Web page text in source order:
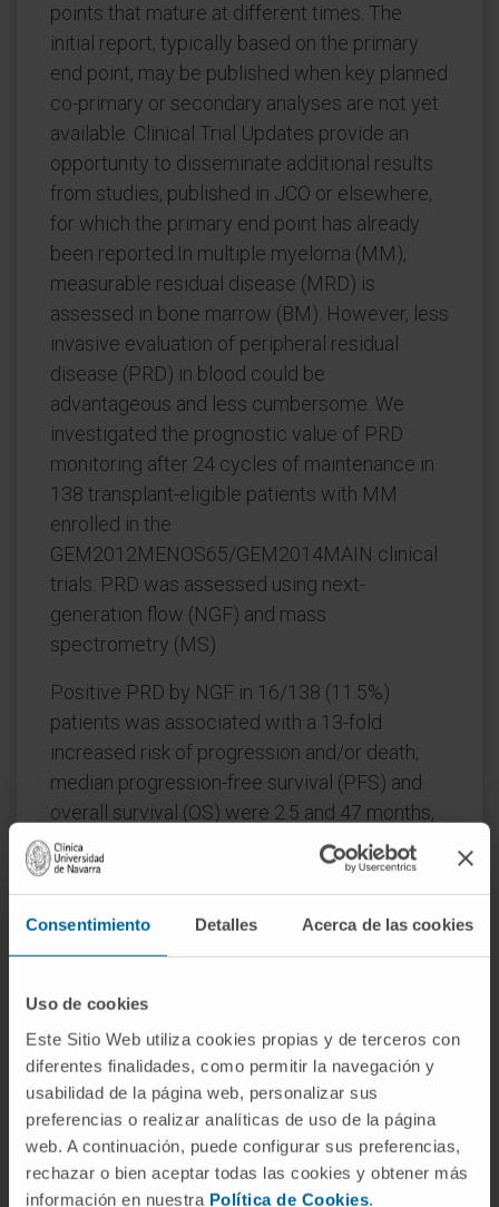
Consentimiento Detalles Acerca de las cookies
Uso de cookies
Este Sitio Web utiliza cookies propias y de terceros con
diferentes finalidades, como permitir la navegación y
usabilidad de la página web, personalizar sus
preferencias o realizar analíticas de uso de la página
web. A continuación, puede configurar sus preferencias,
rechazar o bien aceptar todas las cookies y obtener más
información en nuestra Política de Cookies.
points that mature at different times. The
initial report, typically based on the primary
end point, may be published when key planned
co-primary or secondary analyses are not yet
available. Clinical Trial Updates provide an
opportunity to disseminate additional results
from studies, published in JCO or elsewhere,
for which the primary end point has already
been reported.In multiple myeloma (MM),
measurable residual disease (MRD) is
assessed in bone marrow (BM). However, less
invasive evaluation of peripheral residual
disease (PRD) in blood could be
advantageous and less cumbersome. We
investigated the prognostic value of PRD
monitoring after 24 cycles of maintenance in
138 transplant-eligible patients with MM
enrolled in the
GEM2012MENOS65/GEM2014MAIN clinical
trials. PRD was assessed using next-
generation flow (NGF) and mass
spectrometry (MS).
Positive PRD by NGF in 16/138 (11.5%)
patients was associated with a 13-fold
increased risk of progression and/or death;
median progression-free survival (PFS) and
overall survival (OS) were 2.5 and 47 months,
respectively. Considering patients' MRD
status in BM as the reference, PRD detection
using NGF showed positive and negative
predictive values of 100% and 73%,
respectively. Presence of PRD helped
identifying patients at risk of imminent
in BM.
Patients with undetectable PRD according to
both NGF and MS showed 2-year PFS and OS
rates of 97% and 100%, respectively. In
multivariate analyses including the Revised